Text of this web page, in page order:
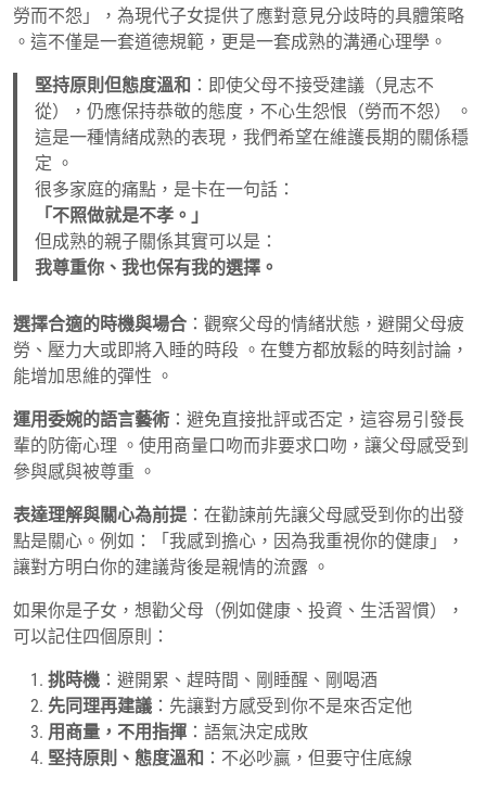
勞而不怨」，為現代子女提供了應對意見分歧時的具體策略
。這不僅是一套道德規範，更是一套成熟的溝通心理學。
堅持原則但態度溫和 ：即使父母不接受建議（見志不
從），仍應保持恭敬的態度，不心生怨恨（勞而不怨） 。
這是一種情緒成熟的表現，我們希望在維護長期的關係穩
定 。
很多家庭的痛點，是卡在一句話：
「不照做就是不孝。」
但成熟的親子關係其實可以是：
我尊重你、我也保有我的選擇。
選擇合適的時機與場合 ：觀察父母的情緒狀態，避開父母疲
勞、壓力大或即將入睡的時段 。在雙方都放鬆的時刻討論，
能增加思維的彈性 。
運用委婉的語言藝術 ：避免直接批評或否定，這容易引發長
輩的防衛心理 。使用商量口吻而非要求口吻，讓父母感受到
參與感與被尊重 。
表達理解與關心為前提：在勸諫前先讓父母感受到你的出發
點是關心。例如：「我感到擔心，因為我重視你的健康」，
讓對方明白你的建議背後是親情的流露 。
如果你是子女，想勸父母（例如健康、投資、生活習慣），
可以記住四個原則：
挑時機 ：避開累、趕時間、剛睡醒、剛喝酒
先同理再建議 ：先讓對方感受到你不是來否定他
用商量，不用指揮 ：語氣決定成敗
堅持原則、態度溫和 ：不必吵贏，但要守住底線